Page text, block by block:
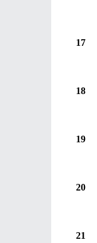
17
18
19
20
21